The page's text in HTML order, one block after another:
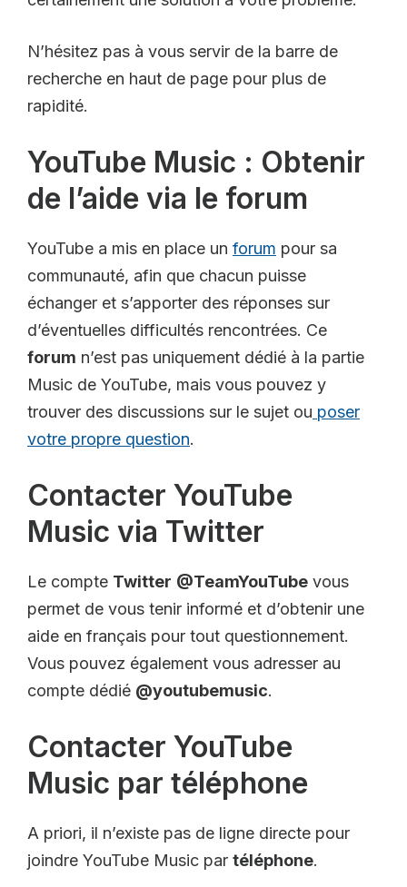
N’hésitez pas à vous servir de la barre de
recherche en haut de page pour plus de
rapidité.
YouTube Music : Obtenir
de l’aide via le forum
YouTube a mis en place un forum pour sa
communauté, afin que chacun puisse
échanger et s’apporter des réponses sur
d’éventuelles difficultés rencontrées. Ce
forum n’est pas uniquement dédié à la partie
Music de YouTube, mais vous pouvez y
trouver des discussions sur le sujet ou poser
votre propre question.
Contacter YouTube
Music via Twitter
Le compte Twitter @TeamYouTube vous
permet de vous tenir informé et d’obtenir une
aide en français pour tout questionnement.
Vous pouvez également vous adresser au
compte dédié @youtubemusic.
Contacter YouTube
Music par téléphone
A priori, il n’existe pas de ligne directe pour
joindre YouTube Music par téléphone.